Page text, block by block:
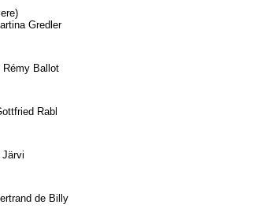
Gredler
Rémy Ballot
Rabl
de Billy